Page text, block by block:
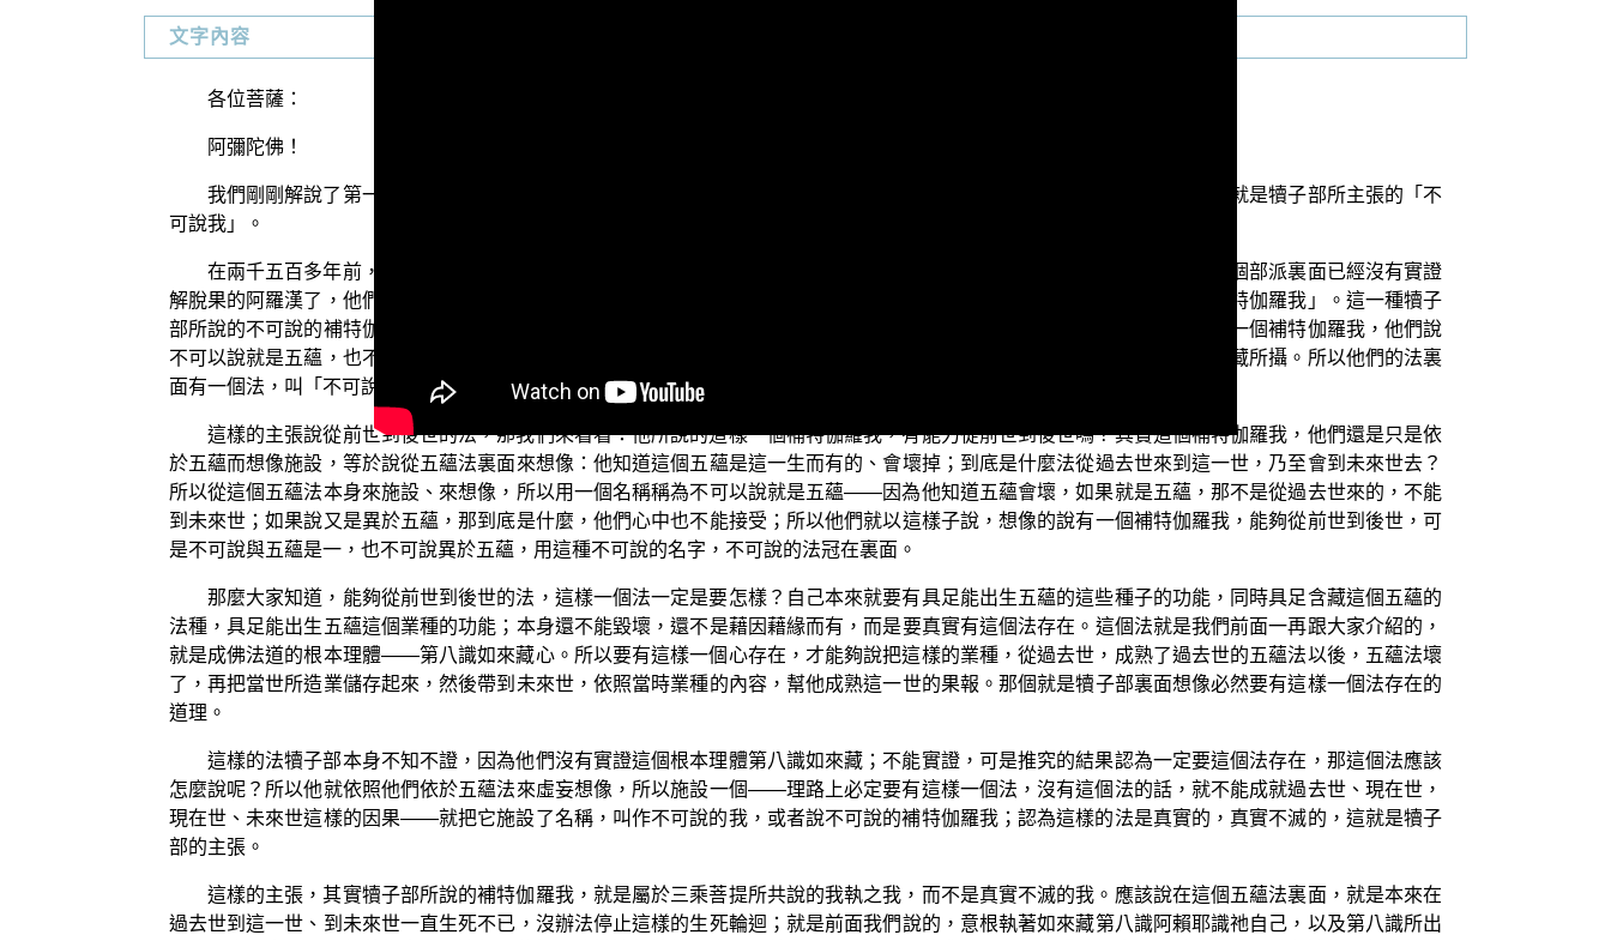
文字內容
各位菩薩：
阿彌陀佛！
我們剛剛解說了第一種自性見，就是數論外道的冥性的這種錯誤的見解。現在要為大家來繼續說明第二種自性見的內容，就是犢子部所主張的「不
可說我」。
在兩千五百多年前，佛示現大般涅槃以後，小乘僧團就出現了分裂，而有部派佛教的發展。其中有一個部就叫犢子部，這個部派裏面已經沒有實證
解脫果的阿羅漢了，他們就在追求一個能貫穿三世的法是什麼；他們也就在這個情況之下，建立了一種說法叫作「不可說的補特伽羅我」。這一種犢子
部所說的不可說的補特伽羅我，是什麼內容呢？他們主張，有一個真實不滅的補特伽羅我，能夠從前世到後世；那麼稱為這樣一個補特伽羅我，他們說
不可以說就是五蘊，也不可以離於五蘊而說有這樣一個補特伽羅我，所以就把它稱為不可說的補特伽羅我，而稱為不可說的法藏所攝。所以他們的法裏
面有一個法，叫「不可說法藏」；因為不知道是什麼，沒辦法說是與五蘊是一，或者異於五蘊。
這樣的主張說從前世到後世的法，那我們來看看：他所說的這樣一個補特伽羅我，有能力從前世到後世嗎？其實這個補特伽羅我，他們還是只是依
於五蘊而想像施設，等於說從五蘊法裏面來想像：他知道這個五蘊是這一生而有的、會壞掉；到底是什麼法從過去世來到這一世，乃至會到未來世去？
所以從這個五蘊法本身來施設、來想像，所以用一個名稱稱為不可以說就是五蘊——因為他知道五蘊會壞，如果就是五蘊，那不是從過去世來的，不能
到未來世；如果說又是異於五蘊，那到底是什麼，他們心中也不能接受；所以他們就以這樣子說，想像的說有一個補特伽羅我，能夠從前世到後世，可
是不可說與五蘊是一，也不可說異於五蘊，用這種不可說的名字，不可說的法冠在裏面。
那麼大家知道，能夠從前世到後世的法，這樣一個法一定是要怎樣？自己本來就要有具足能出生五蘊的這些種子的功能，同時具足含藏這個五蘊的
法種，具足能出生五蘊這個業種的功能；本身還不能毀壞，還不是藉因藉緣而有，而是要真實有這個法存在。這個法就是我們前面一再跟大家介紹的，
就是成佛法道的根本理體——第八識如來藏心。所以要有這樣一個心存在，才能夠說把這樣的業種，從過去世，成熟了過去世的五蘊法以後，五蘊法壞
了，再把當世所造業儲存起來，然後帶到未來世，依照當時業種的內容，幫他成熟這一世的果報。那個就是犢子部裏面想像必然要有這樣一個法存在的
道理。
這樣的法犢子部本身不知不證，因為他們沒有實證這個根本理體第八識如來藏；不能實證，可是推究的結果認為一定要這個法存在，那這個法應該
怎麼說呢？所以他就依照他們依於五蘊法來虛妄想像，所以施設一個——理路上必定要有這樣一個法，沒有這個法的話，就不能成就過去世、現在世，
現在世、未來世這樣的因果——就把它施設了名稱，叫作不可說的我，或者說不可說的補特伽羅我；認為這樣的法是真實的，真實不滅的，這就是犢子
部的主張。
這樣的主張，其實犢子部所說的補特伽羅我，就是屬於三乘菩提所共說的我執之我，而不是真實不滅的我。應該說在這個五蘊法裏面，就是本來在
過去世到這一世、到未來世一直生死不已，沒辦法停止這樣的生死輪迴；就是前面我們說的，意根執著如來藏第八識阿賴耶識祂自己，以及第八識所出